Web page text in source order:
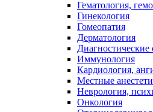
Гематология,
Гинекология
Гомеопатия
Дерматология
Диагностические
Иммунология
Кардиология,
Местные
Неврология,
Онкология